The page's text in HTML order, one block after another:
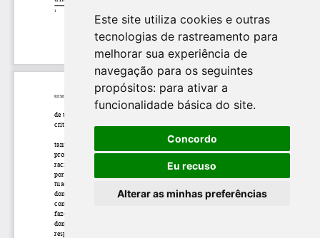
Este site utiliza cookies e outras
tecnologias de rastreamento para
melhorar sua experiência de
navegação para os seguintes
propósitos: para ativar a
funcionalidade básica do site.
Concordo
Eu recuso
Alterar as minhas preferências